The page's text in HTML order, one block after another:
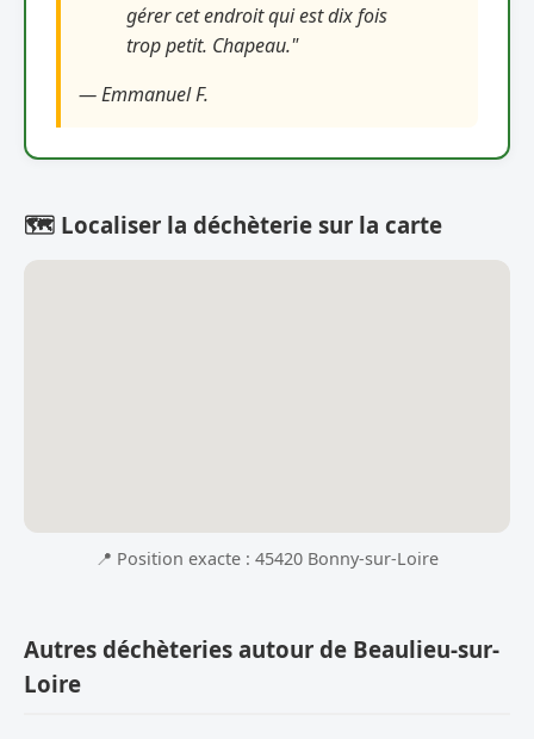
gérer cet endroit qui est dix fois
trop petit. Chapeau."
— Emmanuel F.
🗺️ Localiser la déchèterie sur la carte
📍 Position exacte : 45420 Bonny-sur-Loire
Autres déchèteries autour de Beaulieu-sur-
Loire